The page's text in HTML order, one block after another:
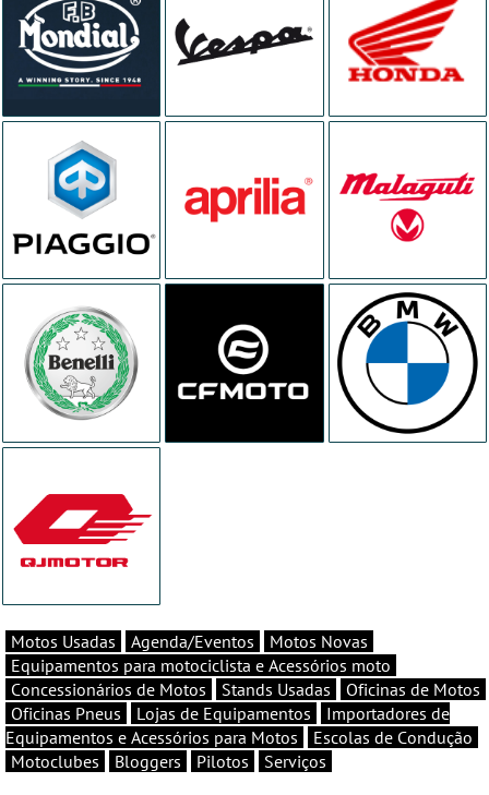
Motos Usadas Agenda/Eventos
Motos Novas
Equipamentos para motociclista e Acessórios moto
Concessionários de Motos
Stands Usadas
Oficinas de Motos
Oficinas Pneus
Lojas de Equipamentos
Importadores de
Equipamentos e Acessórios para Motos
Escolas de Condução
Motoclubes
Bloggers Pilotos Serviços